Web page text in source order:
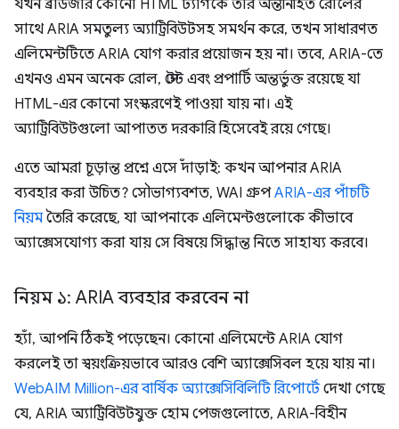
যখন ব্রাউজার কোনো HTML ট্যাগকে তার অন্তর্নিহিত রোলের
সাথে ARIA সমতুল্য অ্যাট্রিবিউটসহ সমর্থন করে, তখন সাধারণত
এলিমেন্টটিতে ARIA যোগ করার প্রয়োজন হয় না। তবে, ARIA-তে
এখনও এমন অনেক রোল, স্টেট এবং প্রপার্টি অন্তর্ভুক্ত রয়েছে যা
HTML-এর কোনো সংস্করণেই পাওয়া যায় না। এই
অ্যাট্রিবিউটগুলো আপাতত দরকারি হিসেবেই রয়ে গেছে।
এতে আমরা চূড়ান্ত প্রশ্নে এসে দাঁড়াই: কখন আপনার ARIA
ব্যবহার করা উচিত? সৌভাগ্যবশত, WAI গ্রুপARIA-এর পাঁচটি
নিয়ম তৈরি করেছে, যা আপনাকে এলিমেন্টগুলোকে কীভাবে
অ্যাক্সেসযোগ্য করা যায় সে বিষয়ে সিদ্ধান্ত নিতে সাহায্য করবে।
নিয়ম ১: ARIA ব্যবহার করবেন না
হ্যাঁ, আপনি ঠিকই পড়েছেন। কোনো এলিমেন্টে ARIA যোগ
করলেই তা স্বয়ংক্রিয়ভাবে আরও বেশি অ্যাক্সেসিবল হয়ে যায় না।
WebAIM Million-এর বার্ষিক অ্যাক্সেসিবিলিটি রিপোর্টেদেখা গেছে
যে, ARIA অ্যাট্রিবিউটযুক্ত হোম পেজগুলোতে, ARIA-বিহীন